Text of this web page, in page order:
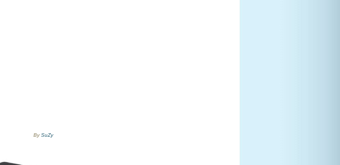
BySuZy